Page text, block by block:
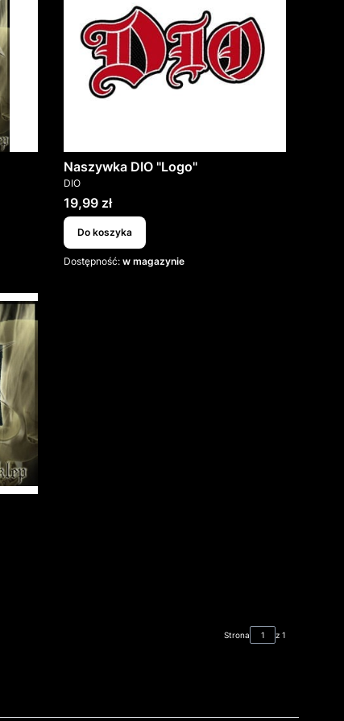
Naszywka DIO "Logo"
PRODUCENT
DIO
Cena
19,99 zł
Do koszyka
Dostępność: w magazynie
Strona z 1